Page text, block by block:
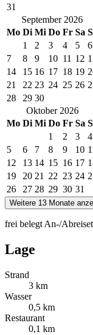
31
September 2026
Mo Di Mi Do Fr Sa
1
2 3 4 5
6
7
8 9 10 11 12
14
15 16 17 18 19
21
22 23 24 25 26
28
29 30
Oktober 2026
Mo Di Mi Do Fr Sa
1
2 3
4
5
6 7 8 9 10
12
13 14 15 16 17
19
20 21 22 23 24
26
27 28 29 30 31
Weitere 13 Monate
frei belegt An-/
Lage
Strand
3 km
Wasser
0,5 km
Restaurant
0,1 km